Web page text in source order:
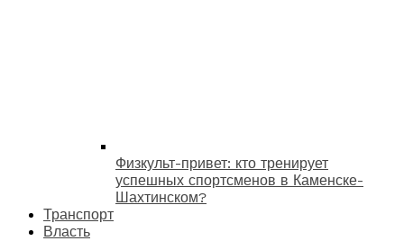
Физкульт-привет: кто тренирует
успешных спортсменов в Каменске-
Шахтинском?
Транспорт
Власть